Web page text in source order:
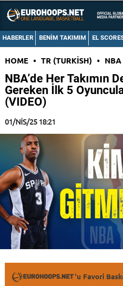
HABERLER BENIM TAKIMIM EL
HOME • TR (TURKISH) • NBA
NBA’de Her Takımın
Gereken İlk 5
(VIDEO)
01/NIS/25 18:21
'u Favori